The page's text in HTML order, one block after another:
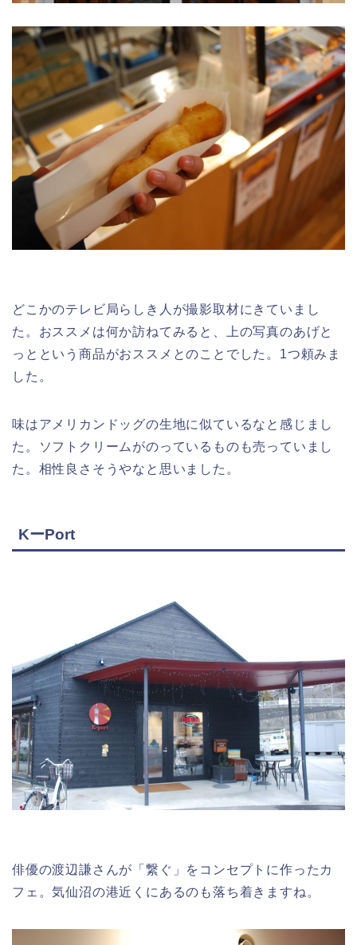
どこかのテレビ局らしき人が撮影取材にきていまし
た。おススメは何か訪ねてみると、上の写真のあげと
っとという商品がおススメとのことでした。1つ頼みま
した。
味はアメリカンドッグの生地に似ているなと感じまし
た。ソフトクリームがのっているものも売っていまし
た。相性良さそうやなと思いました。
KーPort
俳優の渡辺謙さんが「繋ぐ」をコンセプトに作ったカ
フェ。気仙沼の港近くにあるのも落ち着きますね。